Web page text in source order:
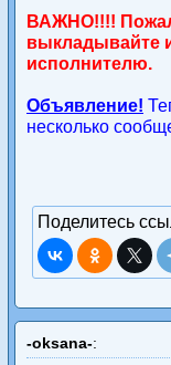
ВАЖНО!!!!
выкладывайте
исполнителю.
Объявление!
несколько
Поделитесь
-oksana-: